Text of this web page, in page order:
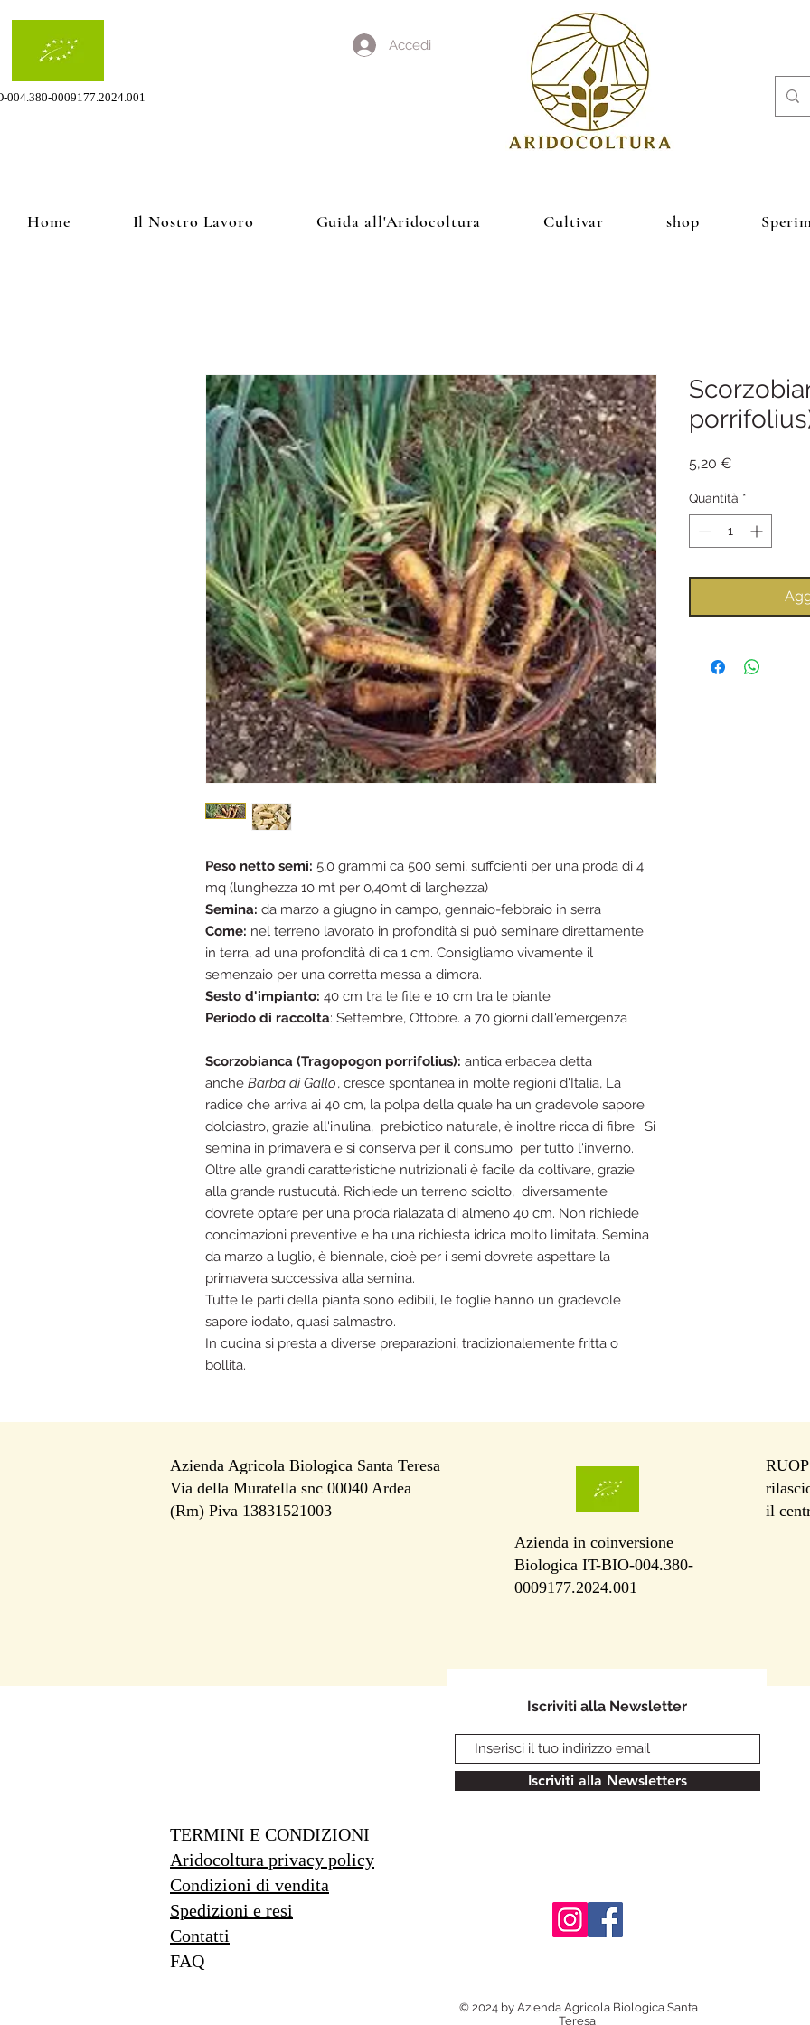
Accedi
004.380-0009177.2024.001
Peso netto semi: 5,0 grammi ca 500 semi, suffcienti per una proda di 4
mq (lunghezza 10 mt per 0,40mt di larghezza)
Semina: da marzo a giugno in campo, gennaio-febbraio in serra
Come: nel terreno lavorato in profondità si può seminare direttamente
in terra, ad una profondità di ca 1 cm. Consigliamo vivamente il
semenzaio per una corretta messa a dimora.
Sesto d'impianto: 40 cm tra le file e 10 cm tra le piante
Periodo di raccolta: Settembre, Ottobre. a 70 giorni dall'emergenza
Scorzobianca (Tragopogon porrifolius): antica erbacea detta
anche Barba di Gallo, cresce spontanea in molte regioni d'Italia, La
radice che arriva ai 40 cm, la polpa della quale ha un gradevole sapore
dolciastro, grazie all'inulina, prebiotico naturale, è inoltre ricca di fibre. Si
semina in primavera e si conserva per il consumo per tutto l'inverno.
Oltre alle grandi caratteristiche nutrizionali è facile da coltivare, grazie
alla grande rustucutà. Richiede un terreno sciolto, diversamente
dovrete optare per una proda rialazata di almeno 40 cm. Non richiede
concimazioni preventive e ha una richiesta idrica molto limitata. Semina
da marzo a luglio, è biennale, cioè per i semi dovrete aspettare la
primavera successiva alla semina.
Tutte le parti della pianta sono edibili, le foglie hanno un gradevole
sapore iodato, quasi salmastro.
In cucina si presta a diverse preparazioni, tradizionalemente fritta o
bollita.
5,20 €
Quantità *
Home Il Nostro Lavoro Guida all'Aridocoltura Cultivar shop
i
Azienda Agricola Biologica Santa Teresa
Via della Muratella snc 00040 Ardea
(Rm) Piva 13831521003
il
Azienda in coinversione
Biologica IT-BIO-004.380-
0009177.2024.001
TERMINI E CONDIZIONI
Aridocoltura privacy policy
Condizioni di vendita
Spedizioni e resi
Contatti
FAQ
Iscriviti alla Newsletter
Iscriviti alla Newsletters
© 2024 by Azienda Agricola Biologica Santa
Teresa